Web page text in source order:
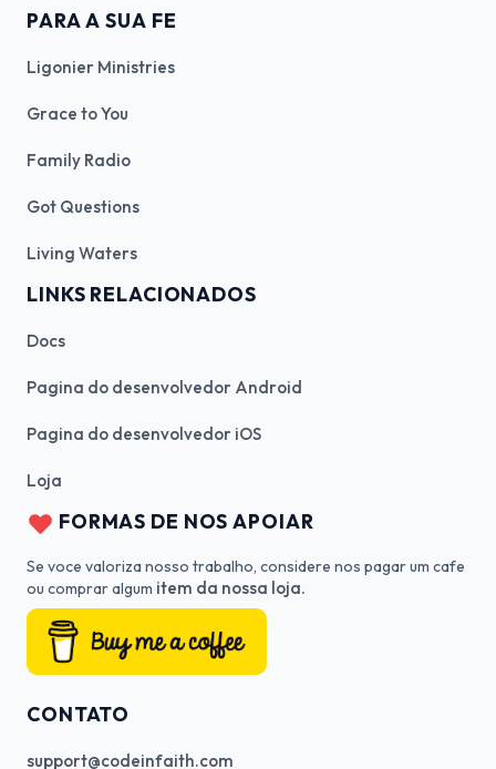
PARA A SUA FE
Ligonier Ministries
Grace to You
Family Radio
Got Questions
Living Waters
LINKS RELACIONADOS
Docs
Pagina do desenvolvedor Android
Pagina do desenvolvedor iOS
Loja
FORMAS DE NOS APOIAR
Se voce valoriza nosso trabalho, considere nos pagar um cafe
ou comprar algum item da nossa loja.
CONTATO
support@codeinfaith.com